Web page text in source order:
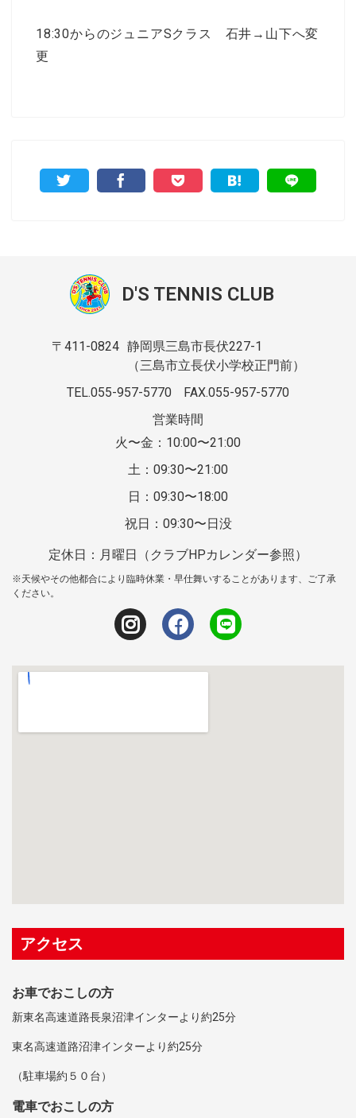
18:30からのジュニアSクラス 石井→山下へ変
更
D'S TENNIS CLUB
〒411-0824 静岡県三島市長伏227-1
（三島市立長伏小学校正門前）
TEL.055-957-5770
FAX.055-957-5770
営業時間
火〜金：10:00〜21:00
土：09:30〜21:00
日：09:30〜18:00
祝日：09:30〜日没
定休日：月曜日（クラブHPカレンダー参照）
※天候やその他都合により臨時休業・早仕舞いすることがあります、ご了承
ください。
アクセス
お車でおこしの方
新東名高速道路長泉沼津インターより約25分
東名高速道路沼津インターより約25分
（駐車場約５０台）
電車でおこしの方